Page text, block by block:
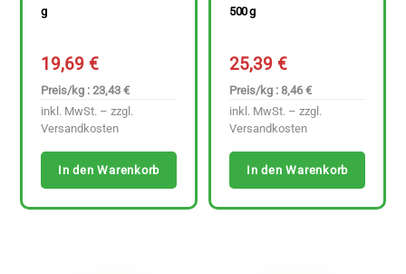
g
19,69€
Preis/kg : 23,43 €
inkl. MwSt. – zzgl.
Versandkosten
In den Warenkorb
500 g
25,39€
Preis/kg : 8,46 €
inkl. MwSt. – zzgl.
Versandkosten
In den Warenkorb